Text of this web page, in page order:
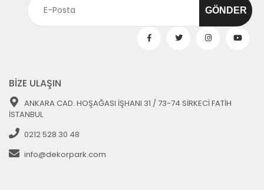
BİZE ULAŞIN
ANKARA CAD. HOŞAĞASI İŞHANI 31 / 73-74 SİRKECİ FATİH
İSTANBUL
0212 528 30 48
info@dekorpark.com